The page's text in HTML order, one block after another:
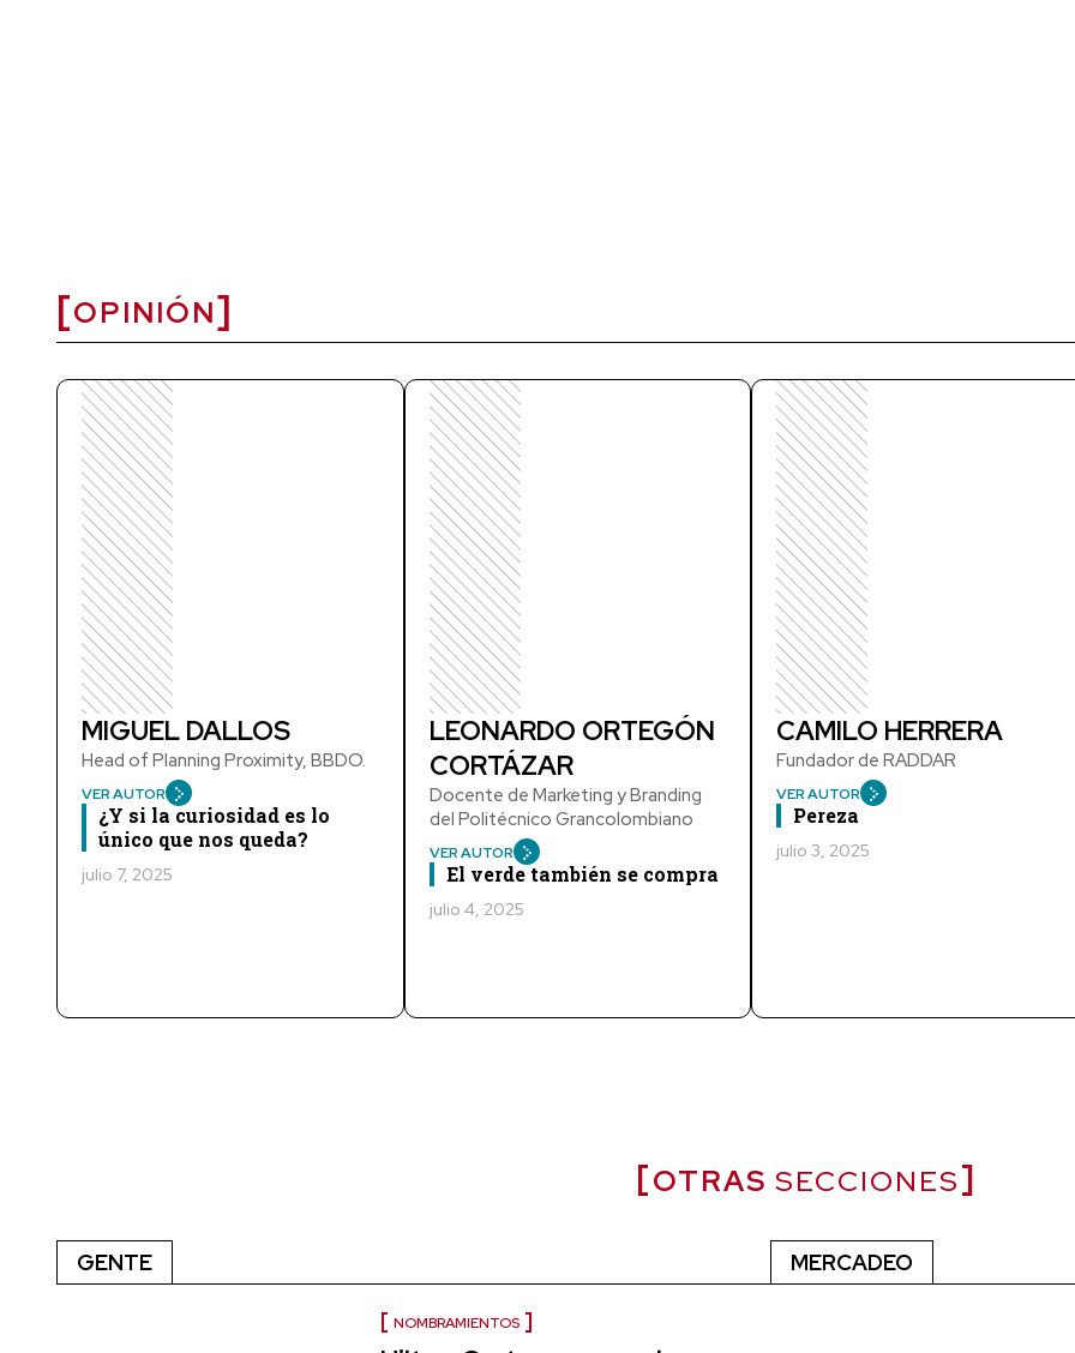
OPINIÓN
MIGUEL DALLOS
Head of Planning Proximity, BBDO.
VER AUTOR
¿Y si la curiosidad es lo
único que nos queda?
julio 7, 2025
LEONARDO ORTEGÓN
CORTÁZAR
Docente de Marketing y Branding
del Politécnico Grancolombiano
VER AUTOR
El verde también se compra
julio 4, 2025
CAMILO HERRERA
Fundador de RADDAR
VER AUTOR
Pereza
julio 3, 2025
OTRAS SECCIONES
GENTE
NOMBRAMIENTOS
MERCADEO